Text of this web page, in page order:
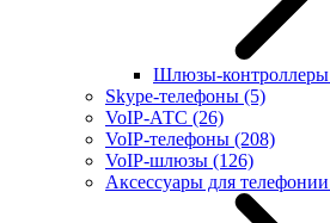
Шлюзы-контроллеры
Skype-телефоны (5)
VoIP-АТС (26)
VoIP-телефоны (208)
VoIP-шлюзы (126)
Аксессуары для телефонии